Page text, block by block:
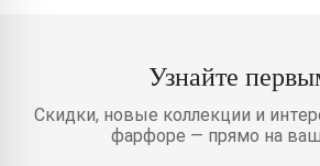
Узнайте
Скидки, новые коллекции и
фарфоре — прямо на